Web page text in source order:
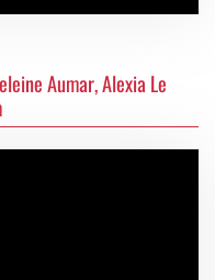
Aumar, Alexia Le